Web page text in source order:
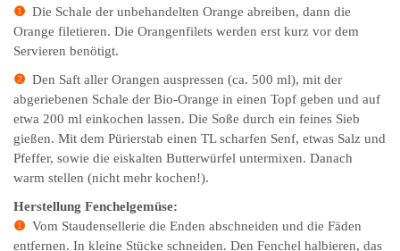
❶ Die Schale der unbehandelten Orange abreiben, dann die
Orange filetieren. Die Orangenfilets werden erst kurz vor dem
Servieren benötigt.
❷ Den Saft aller Orangen auspressen (ca. 500 ml), mit der
abgeriebenen Schale der Bio-Orange in einen Topf geben und auf
etwa 200 ml einkochen lassen. Die Soße durch ein feines Sieb
gießen. Mit dem Pürierstab einen TL scharfen Senf, etwas Salz und
Pfeffer, sowie die eiskalten Butterwürfel untermixen. Danach
warm stellen (nicht mehr kochen!).
Herstellung Fenchelgemüse:
❶ Vom Staudensellerie die Enden abschneiden und die Fäden
entfernen. In kleine Stücke schneiden. Den Fenchel halbieren, das